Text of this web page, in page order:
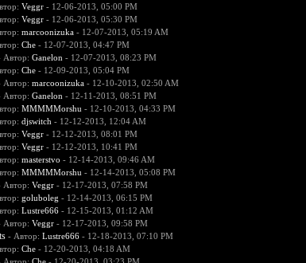
Veggr- 12-06-2013, 05:00 PM
Veggr- 12-06-2013, 05:30 PM
marcoonizuka- 12-07-2013, 05:19 AM
Che- 12-07-2013, 04:47 PM
Автор: Ganelon - 12-07-2013, 08:23 PM
Che- 12-09-2013, 05:04 PM
Автор: marcoonizuka- 12-10-2013, 02:50 AM
Автор: Ganelon - 12-11-2013, 08:51 PM
MMMMMorshu - 12-10-2013, 04:33 PM
djswitch - 12-12-2013, 12:04 AM
Veggr- 12-12-2013, 08:01 PM
Veggr- 12-12-2013, 10:41 PM
masterstvo - 12-14-2013, 09:46 AM
MMMMMorshu - 12-14-2013, 05:08 PM
Автор: Veggr- 12-17-2013, 07:58 PM
goluboleg - 12-14-2013, 06:15 PM
Lustre666- 12-15-2013, 01:12 AM
Автор: Veggr- 12-17-2013, 09:58 PM
- Автор: Lustre666- 12-18-2013, 07:10 PM
Che- 12-20-2013, 04:18 AM